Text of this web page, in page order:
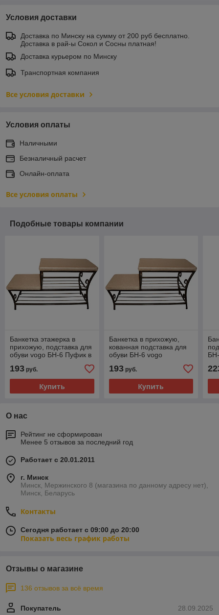
Условия доставки
Доставка по Минску на сумму от 200 руб бесплатно.
Доставка в рай-ы Сокол и Сосны платная!
Доставка курьером по Минску
Транспортная компания
Все условия доставки
Условия оплаты
Наличными
Безналичный расчет
Онлайн-оплата
Все условия оплаты
Подобные товары компании
Банкетка этажерка в
прихожую, подставка для
обуви vogo БН-6 Пуфик в
193 руб.
Купить
Банкетка в прихожую,
кованная подставка для
обуви БН-6 vogo
193руб.
Купить
О нас
Рейтинг не сформирован
Менее 5 отзывов за последний год
Работает с 20.01.2011
г. Минск
Минск, Мержинского 8 (магазина по данному адресу нет),
Минск, Беларусь
Контакты
Сегодня работает с 09:00 до 20:00
Показать весь график работы
Отзывы о магазине
136 отзывов за всё время
28.09.2025
Покупатель